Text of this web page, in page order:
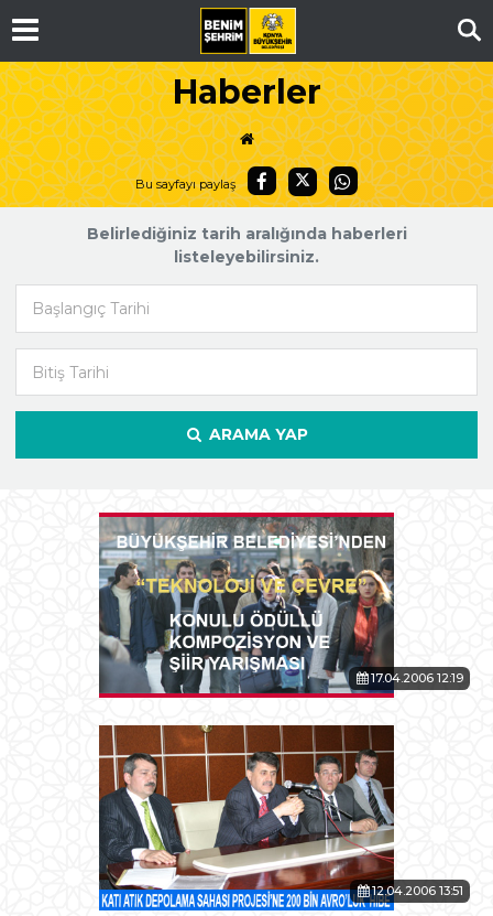
Haberler
Bu sayfayı paylaş
Belirlediğiniz tarih aralığında haberleri
listeleyebilirsiniz.
ARAMA YAP
17.04.2006 12:19
12.04.2006 13:51